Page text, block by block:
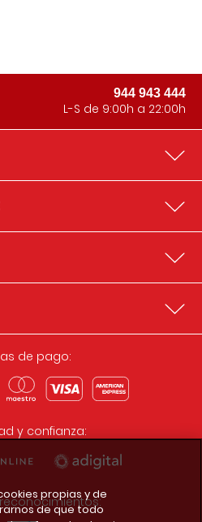
944 943 444
L-S de 9:00h a 22:00h
de pago:
y confianza:
propias y de
de que todo